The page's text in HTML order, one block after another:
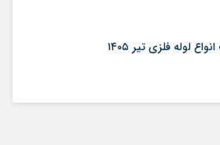
لوله فلزی تیر ۱۴۰۵